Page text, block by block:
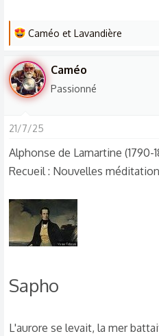
L
s
r
é
c
i
o
Caméo et Lavandière
Caméo
Passionné
21/7/25
Alphonse de Lamartine (1790-
Recueil : Nouvelles
Sapho
L'aurore se levait, la mer